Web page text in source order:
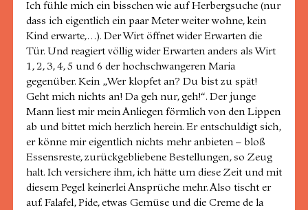
Ich fühle mich ein bisschen wie auf Herbergsuche (nur
dass ich eigentlich ein paar Meter weiter wohne, kein
Kind erwarte,…). Der Wirt öffnet wider Erwarten die
Tür. Und reagiert völlig wider Erwarten anders als Wirt
1, 2, 3, 4, 5 und 6 der hochschwangeren Maria
gegenüber. Kein „Wer klopfet an? Du bist zu spät!
Geht mich nichts an! Da geh nur, geh!“. Der junge
Mann liest mir mein Anliegen förmlich von den Lippen
ab und bittet mich herzlich herein. Er entschuldigt sich,
er könne mir eigentlich nichts mehr anbieten – bloß
Essensreste, zurückgebliebene Bestellungen, so Zeug
halt. Ich versichere ihm, ich hätte um diese Zeit und mit
diesem Pegel keinerlei Ansprüche mehr. Also tischt er
auf. Falafel, Pide, etwas Gemüse und die Creme de la